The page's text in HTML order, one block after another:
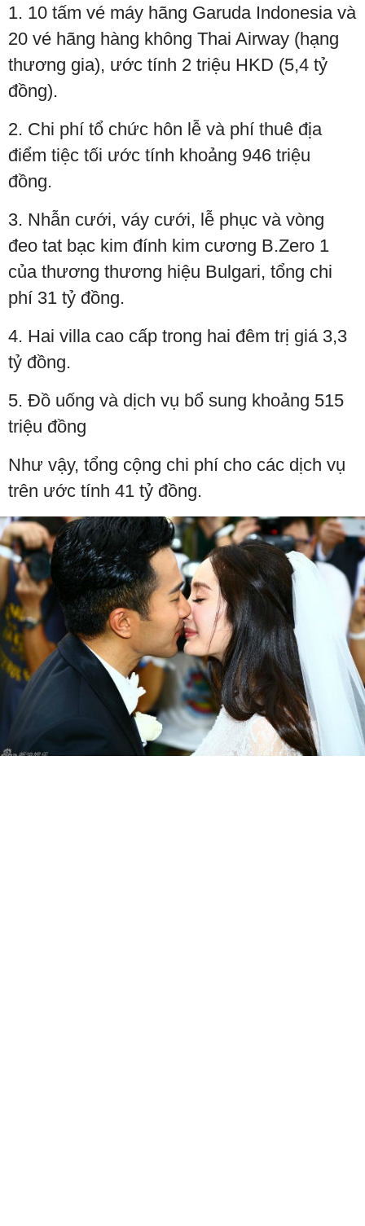
1. 10 tấm vé máy hãng Garuda Indonesia và
20 vé hãng hàng không Thai Airway (hạng
thương gia), ước tính 2 triệu HKD (5,4 tỷ
đồng).
2. Chi phí tổ chức hôn lễ và phí thuê địa
điểm tiệc tối ước tính khoảng 946 triệu
đồng.
3. Nhẫn cưới, váy cưới, lễ phục và vòng
đeo tat bạc kim đính kim cương B.Zero 1
của thương thương hiệu Bulgari, tổng chi
phí 31 tỷ đồng.
4. Hai villa cao cấp trong hai đêm trị giá 3,3
tỷ đồng.
5. Đồ uống và dịch vụ bổ sung khoảng 515
triệu đồng
Như vậy, tổng cộng chi phí cho các dịch vụ
trên ước tính 41 tỷ đồng.